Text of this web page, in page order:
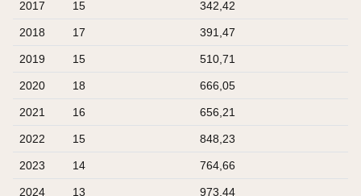
2017 15 342,42
2018 17 391,47
2019 15 510,71
2020 18 666,05
2021 16 656,21
2022 15 848,23
2023 14 764,66
2024 13 973,44